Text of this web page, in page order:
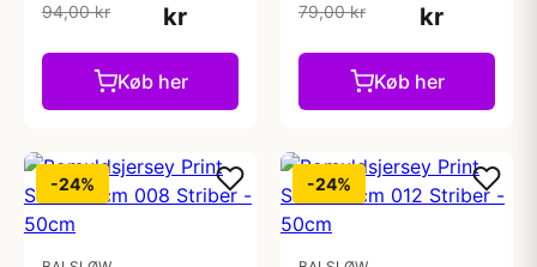
94,00 kr
kr
Køb her
79,00 kr
kr
Køb her
-24% -24%